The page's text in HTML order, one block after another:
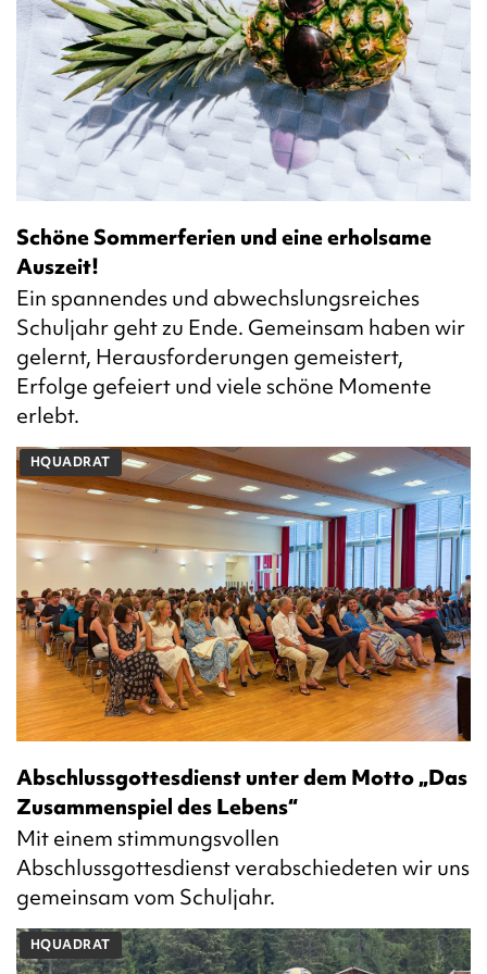
Schöne Sommerferien und eine erholsame
Auszeit!
Ein spannendes und abwechslungsreiches
Schuljahr geht zu Ende. Gemeinsam haben wir
gelernt, Herausforderungen gemeistert,
Erfolge gefeiert und viele schöne Momente
erlebt.
HQUADRAT
Abschlussgottesdienst unter dem Motto „Das
Zusammenspiel des Lebens“
Mit einem stimmungsvollen
Abschlussgottesdienst verabschiedeten wir uns
gemeinsam vom Schuljahr.
HQUADRAT